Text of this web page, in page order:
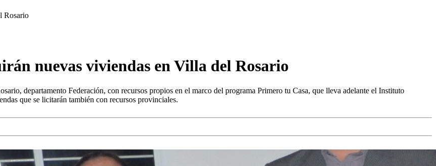
Rosario
nuevas viviendas en Villa del Rosario
departamento Federación, con recursos propios en el marco del programa Primero tu Casa, que lleva adelante el Instituto
que se licitarán también con recursos provinciales.